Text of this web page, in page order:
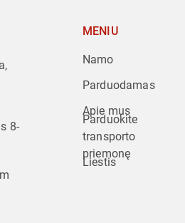
8-
MENIU
Namo
Parduodamas
Apie mus
Parduokite
transporto
priemonę
Liestis